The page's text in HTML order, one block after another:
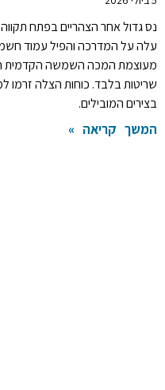
נס גדול אחר הצהריים בפתח
עלה על המדרכה והפיל עמוד
מעוצמת המכה השמשה הקדמית
שריטות בלבד. כוחות הצלה זרמו
בצירים המובילים.
המשך קריאה »